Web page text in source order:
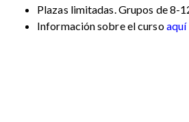
Plazas limitadas. Grupos de 8-
Información sobre el cursoaquí